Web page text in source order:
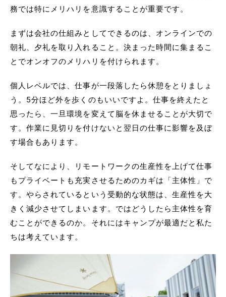
務では特にメリハリを意識することが重要です。
まずは会社の仕組みとしてできるのは、オンラインでの
朝礼、夕礼を取り入れること。決まった時間に集まるこ
とでオンオフのメリハリを付けられます。
個人レベルでは、仕事が一段落したら休憩をとりましょ
う。5分ほど外を歩くのもいいですよ。仕事を終えたと
思ったら、一旦環境を変えて脳を休ませることが大切で
す。作業に見切りを付けないと翌日の仕事に影響を及ぼ
す場合もあります。
そしてなにより、リモートワークの生産性を上げて仕事
もプライベートも充実させるためのカギは「主体性」で
す。やらされているという受動的な状態は、生産性を大
きく減少させてしまいます。ではどうしたら主体性を育
むことができるのか。それにはキャンプが最適だと私た
ちは考えています。